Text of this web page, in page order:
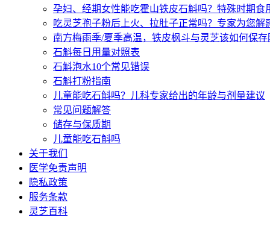
孕妇、经期女性能吃霍山铁皮石斛吗？特殊时期食
吃灵芝孢子粉后上火、拉肚子正常吗？专家为您解
南方梅雨季/夏季高温，铁皮枫斗与灵芝该如何保
石斛每日用量对照表
石斛泡水10个常见错误
石斛打粉指南
儿童能吃石斛吗？儿科专家给出的年龄与剂量建议
常见问题解答
储存与保质期
儿童能吃石斛吗
关于我们
医学免责声明
隐私政策
服务条款
灵芝百科